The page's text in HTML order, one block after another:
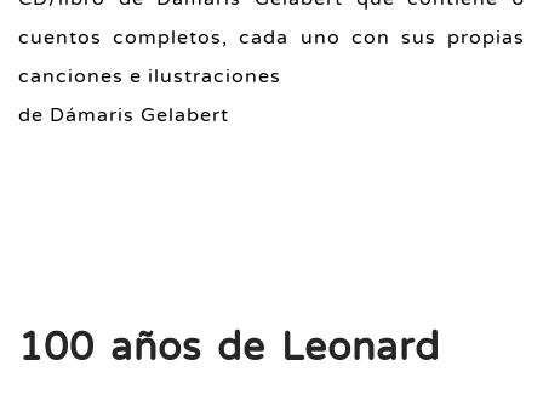
cuentos completos, cada uno con sus propias
canciones e ilustraciones
de Dámaris Gelabert
100 años de Leonard